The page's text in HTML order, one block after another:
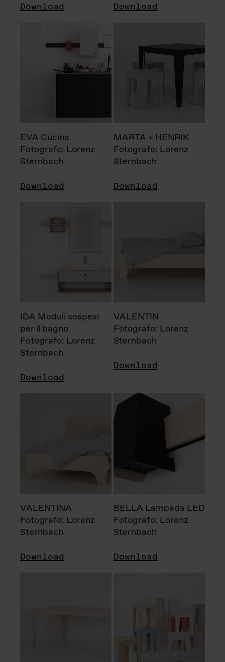
Download Download
EVA Cucina
Fotografo: Lorenz
Sternbach
Download
MARTA + HENRIK
Fotografo: Lorenz
Sternbach
Download
IDA Moduli sospesi
per il bagno
Fotografo: Lorenz
Sternbach
Download
VALENTIN
Fotografo: Lorenz
Sternbach
Download
VALENTINA
Fotografo: Lorenz
Sternbach
Download
BELLA Lampada LED
Fotografo: Lorenz
Sternbach
Download